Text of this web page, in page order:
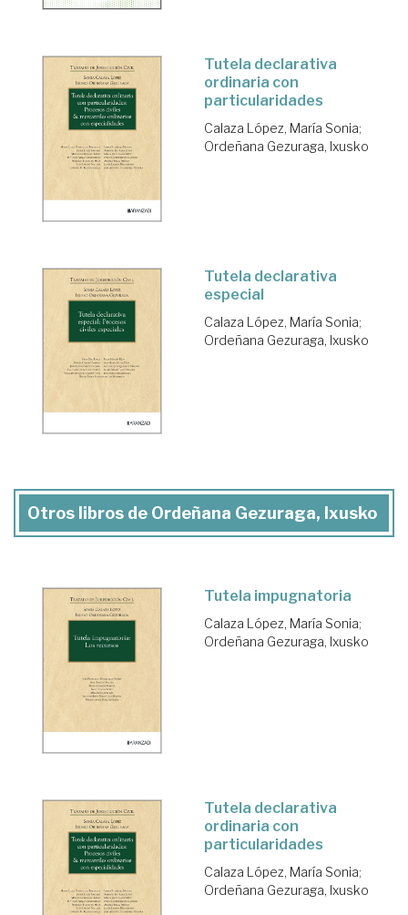
Tutela declarativa
ordinaria con
particularidades
Calaza López, María Sonia;
Ordeñana Gezuraga, Ixusko
Tutela declarativa
especial
Calaza López, María Sonia;
Ordeñana Gezuraga, Ixusko
Otros libros de Ordeñana Gezuraga, Ixusko
Tutela impugnatoria
Calaza López, María Sonia;
Ordeñana Gezuraga, Ixusko
Tutela declarativa
ordinaria con
particularidades
Calaza López, María Sonia;
Ordeñana Gezuraga, Ixusko